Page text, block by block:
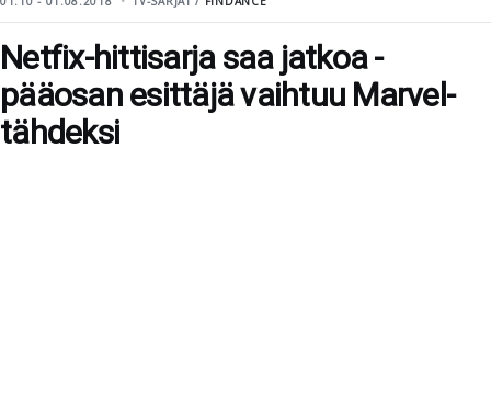
Netfix-hittisarja saa jatkoa -
pääosan esittäjä vaihtuu Marvel-
tähdeksi